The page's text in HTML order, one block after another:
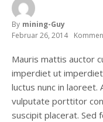
By Mining-Guy
Februar 26, 2014
Mauris mattis auctor
imperdiet ut imperdiet
luctus nunc in laoreet.
vulputate porttitor
suscipit placerat. Sed